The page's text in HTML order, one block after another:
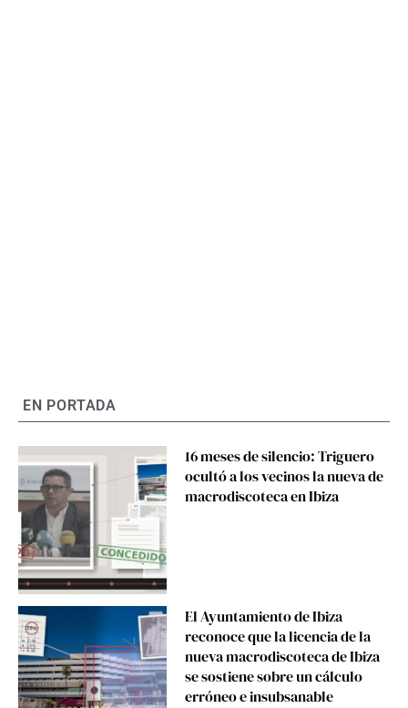
EN PORTADA
16 meses de silencio: Triguero
ocultó a los vecinos la nueva de
macrodiscoteca en Ibiza
El Ayuntamiento de Ibiza
reconoce que la licencia de la
nueva macrodiscoteca de Ibiza
se sostiene sobre un cálculo
erróneo e insubsanable